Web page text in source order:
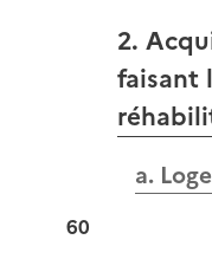
2.
faisant
a.
60